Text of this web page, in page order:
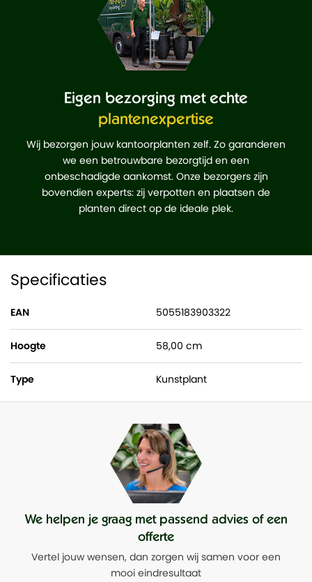
Eigen bezorging met echte
plantenexpertise
Wij bezorgen jouw kantoorplanten zelf. Zo garanderen
we een betrouwbare bezorgtijd en een
onbeschadigde aankomst. Onze bezorgers zijn
bovendien experts: zij verpotten en plaatsen de
planten direct op de ideale plek.
Specificaties
EAN 5055183903322
Hoogte 58,00 cm
Type Kunstplant
We helpen je graag met passend advies of een
offerte
Vertel jouw wensen, dan zorgen wij samen voor een
mooi eindresultaat